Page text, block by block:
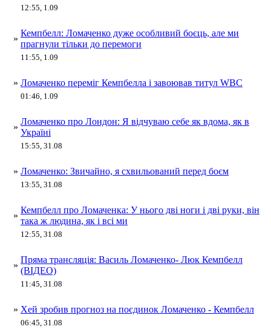
12:55, 1.09
»
Кемпбелл: Ломаченко дуже особливий боєць, але ми
прагнули тільки до перемоги
11:55, 1.09
» Ломаченко переміг Кемпбелла і завоював титул WBC
01:46, 1.09
»
Ломаченко про Лондон: Я відчуваю себе як вдома, як в
Україні
15:55, 31.08
» Ломаченко: Звичайно, я схвильований перед боєм
13:55, 31.08
»
Кемпбелл про Ломаченка: У нього дві ноги і дві руки, він
така ж людина, як і всі ми
12:55, 31.08
»
Пряма трансляція: Василь Ломаченко- Люк Кемпбелл
(ВІДЕО)
11:45, 31.08
» Хей зробив прогноз на поєдинок Ломаченко - Кемпбелл
06:45, 31.08